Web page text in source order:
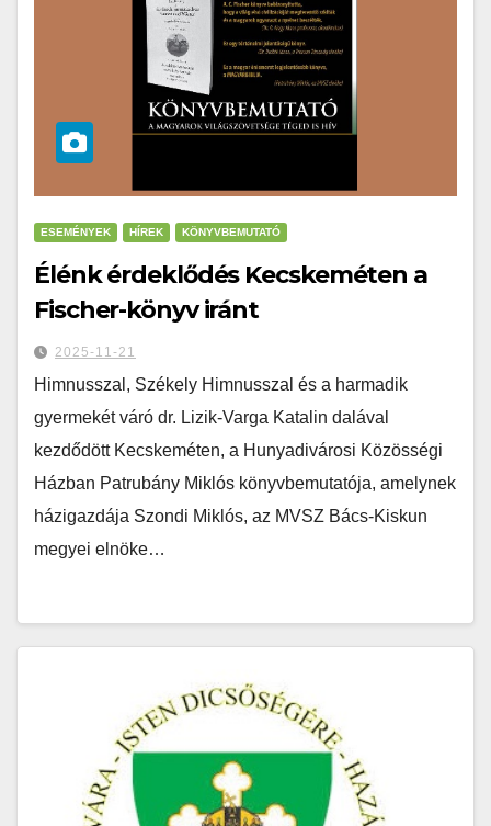
ESEMÉNYEK HÍREK KÖNYVBEMUTATÓ
Élénk érdeklődés Kecskeméten a
Fischer-könyv iránt
2025-11-21
Himnusszal, Székely Himnusszal és a harmadik
gyermekét váró dr. Lizik-Varga Katalin dalával
kezdődött Kecskeméten, a Hunyadivárosi Közösségi
Házban Patrubány Miklós könyvbemutatója, amelynek
házigazdája Szondi Miklós, az MVSZ Bács-Kiskun
megyei elnöke…